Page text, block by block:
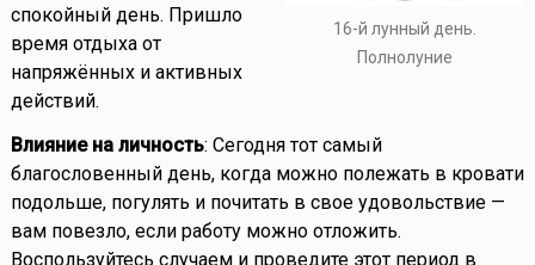
16-й лунный день.
Полнолуние
спокойный день. Пришло
время отдыха от
напряжённых и активных
действий.
Влияние на личность: Сегодня тот самый
благословенный день, когда можно полежать в кровати
подольше, погулять и почитать в свое удовольствие —
вам повезло, если работу можно отложить.
Воспользуйтесь случаем и проведите этот период в